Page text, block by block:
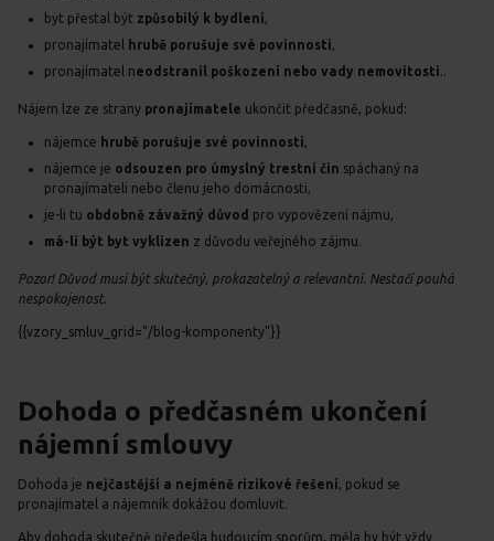
byt přestal být způsobilý k bydlení,
pronajímatel
hrubě porušuje své povinnosti,
pronajímatel neodstranil poškození nebo vady nemovitosti..
Nájem lze ze strany pronajímatele ukončit předčasně, pokud:
nájemce hrubě porušuje své povinnosti,
nájemce je odsouzen pro úmyslný trestní čin spáchaný na
pronajímateli nebo členu jeho domácnosti,
je-li tu obdobně závažný důvod pro vypovězení nájmu,
má-li být byt vyklizen z důvodu veřejného zájmu.
Pozor! Důvod musí být skutečný, prokazatelný a relevantní. Nestačí pouhá
nespokojenost.
{{vzory_smluv_grid="/blog-komponenty"}}
Dohoda o předčasném ukončení
nájemní smlouvy
Dohoda je nejčastější a nejméně rizikové řešení, pokud se
pronajímatel a nájemník dokážou domluvit.
Aby dohoda skutečně předešla budoucím sporům, měla by být vždy